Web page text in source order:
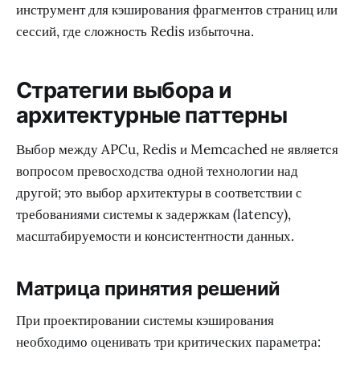
инструмент для кэширования фрагментов страниц или
сессий, где сложность Redis избыточна.
Стратегии выбора и
архитектурные паттерны
Выбор между APCu, Redis и Memcached не является
вопросом превосходства одной технологии над
другой; это выбор архитектуры в соответствии с
требованиями системы к задержкам (latency),
масштабируемости и консистентности данных.
Матрица принятия решений
При проектировании системы кэширования
необходимо оценивать три критических параметра: